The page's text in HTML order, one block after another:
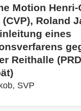
Motion Henri-
Roland
eines
Reithalle
SVP